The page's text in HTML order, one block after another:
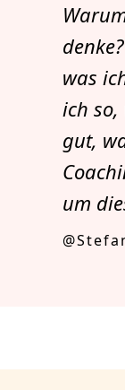
was
ich so,
gut,
um